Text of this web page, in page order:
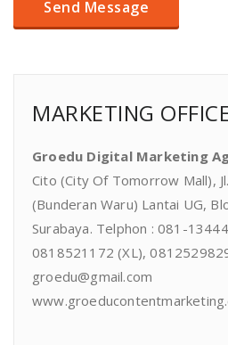
MARKETING
Groedu Digital Marketing
Cito (City Of Tomorrow Mall),
(Bunderan Waru) Lantai UG,
Surabaya. Telphon : 081-
0818521172 (XL),
groedu@gmail.com